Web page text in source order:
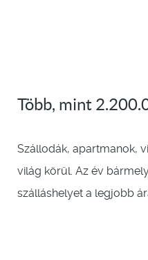
Több, mint
Szállodák, apartmanok,
világ körül. Az év
szálláshelyet a legjobb